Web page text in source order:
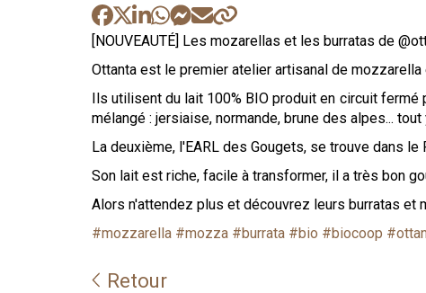
:
[NOUVEAUTÉ] Les mozarellas et les burratas de
Ottanta est le premier atelier artisanal de
Ils utilisent du lait 100% BIO produit en circuit fermé
mélangé : jersiaise, normande, brune des alpes...
La deuxième, l'EARL des Gougets, se trouve dans
Son lait est riche, facile à transformer, il a très bon
Alors n'attendez plus et découvrez leurs burratas et
#mozzarella #mozza #burrata #bio #biocoop
Retour